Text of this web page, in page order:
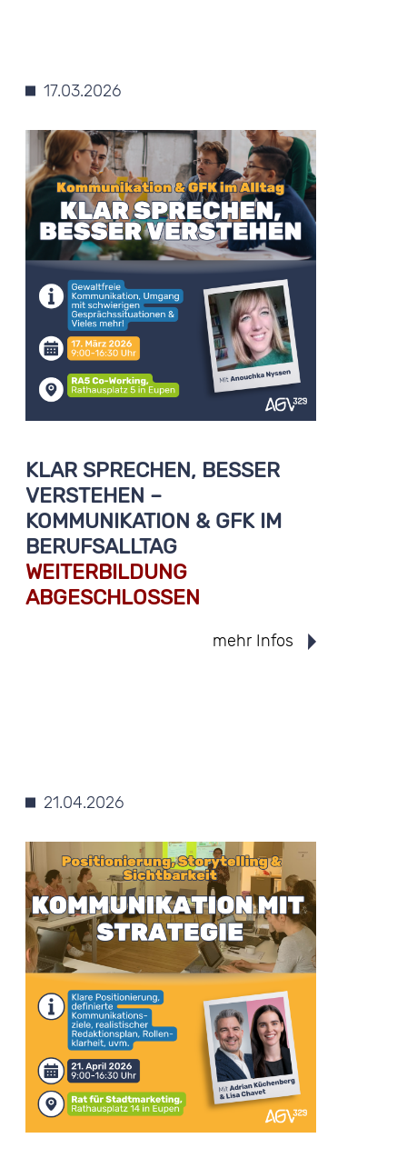
17.03.2026
KLAR SPRECHEN, BESSER
VERSTEHEN –
KOMMUNIKATION & GFK IM
BERUFSALLTAG
WEITERBILDUNG
ABGESCHLOSSEN
mehr Infos
21.04.2026